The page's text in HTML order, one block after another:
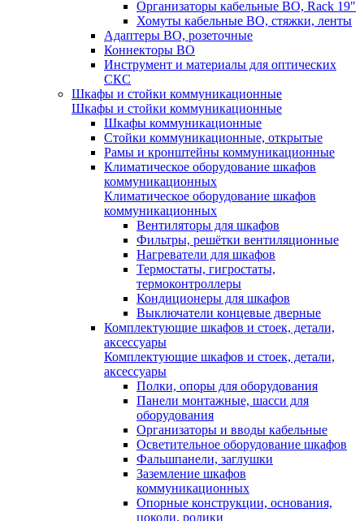
Организаторы кабельные ВО, Rack 19"
Хомуты кабельные ВО, стяжки, ленты
Адаптеры ВО, розеточные
Коннекторы ВО
Инструмент и материалы для оптических
СКС
Шкафы и стойки коммуникационные
Шкафы и стойки коммуникационные
Шкафы коммуникационные
Стойки коммуникационные, открытые
Рамы и кронштейны коммуникационные
Климатическое оборудование шкафов
коммуникационных
Климатическое оборудование шкафов
коммуникационных
Вентиляторы для шкафов
Фильтры, решётки вентиляционные
Нагреватели для шкафов
Термостаты, гигростаты,
термоконтроллеры
Кондиционеры для шкафов
Выключатели концевые дверные
Комплектующие шкафов и стоек, детали,
аксессуары
Комплектующие шкафов и стоек, детали,
аксессуары
Полки, опоры для оборудования
Панели монтажные, шасси для
оборудования
Организаторы и вводы кабельные
Осветительное оборудование шкафов
Фальшпанели, заглушки
Заземление шкафов
коммуникационных
Опорные конструкции, основания,
цоколи, ролики